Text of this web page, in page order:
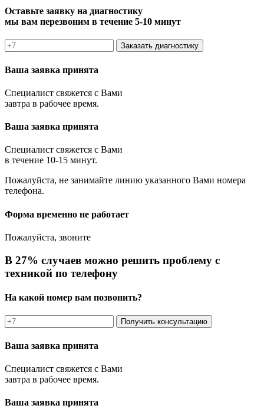
Оставьте заявку на диагностику
мы вам перезвоним в течение 5-10 минут
Заказать диагностику
Ваша заявка принята
Специалист свяжется с Вами
завтра в рабочее время.
Ваша заявка принята
Специалист свяжется с Вами
в течение 10-15 минут.
Пожалуйста, не занимайте линию указанного Вами номера
телефона.
Форма временно не работает
Пожалуйста, звоните
В 27% случаев можно решить проблему с
техникой по телефону
На какой номер вам позвонить?
Получить консультацию
Ваша заявка принята
Специалист свяжется с Вами
завтра в рабочее время.
Ваша заявка принята